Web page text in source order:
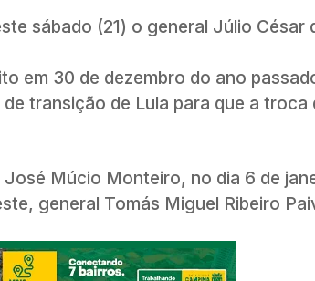
sábado (21) o general Júlio César
em 30 de dezembro do ano
transição de Lula para que a troca
Múcio Monteiro, no dia 6 de
general Tomás Miguel Ribeiro